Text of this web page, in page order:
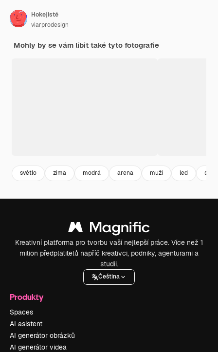
Hokejisté
viarprodesign
Mohly by se vám líbit také tyto fotografie
světlo zima modrá arena muži led
Kreativní platforma pro tvorbu vaší nejlepší práce. Více než 1
milion předplatitelů napříč kreativci, podniky, agenturami a
studii.
Čeština
Produkty
Spaces
AI asistent
AI generátor obrázků
AI generátor videa